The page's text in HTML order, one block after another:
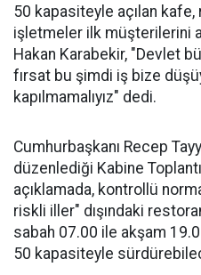
50 kapasiteyle açılan
işletmeler ilk müşterilerini
Hakan Karabekir, "Devlet
fırsat bu şimdi iş bize
kapılmamalıyız" dedi.
Cumhurbaşkanı Recep
düzenlediği Kabine
açıklamada, kontrollü
riskli iller" dışındaki
sabah 07.00 ile akşam
50 kapasiteyle